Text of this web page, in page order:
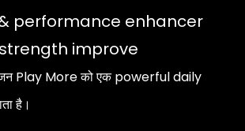
performance enhancer
improve
Play More को एक powerful daily
है।